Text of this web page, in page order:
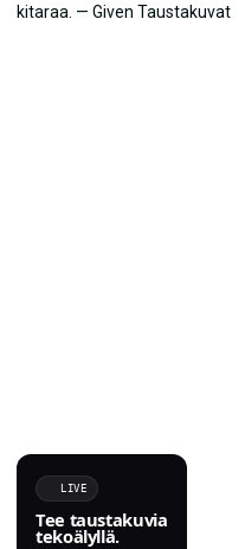
LIVE
Tee taustakuvia
tekoälyllä.